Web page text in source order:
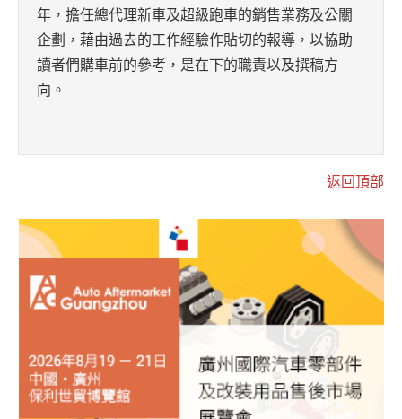
年，擔任總代理新車及超級跑車的銷售業務及公關
企劃，藉由過去的工作經驗作貼切的報導，以協助
讀者們購車前的參考，是在下的職責以及撰稿方
向。
返回頂部